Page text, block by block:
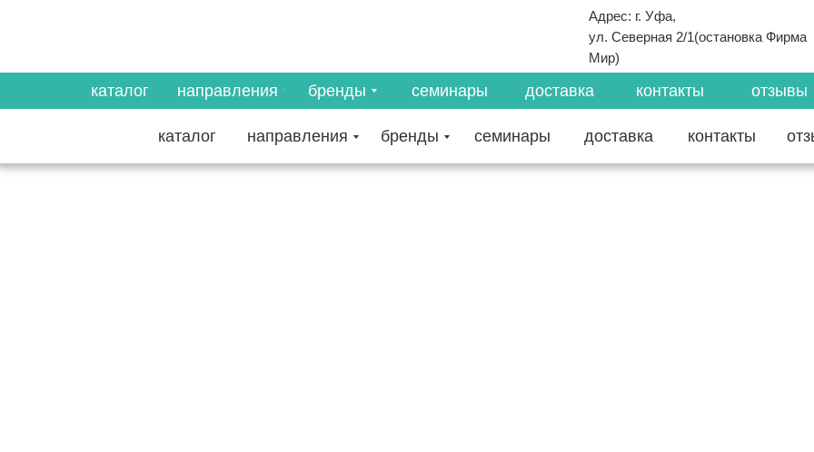
Адрес: г. Уфа,
ул. Северная 2/1(остановка Фирма
Мир)
направления бренды семинары доставка контакты
каталог отзывы
направления бренды семинары контакты
доставка
каталог